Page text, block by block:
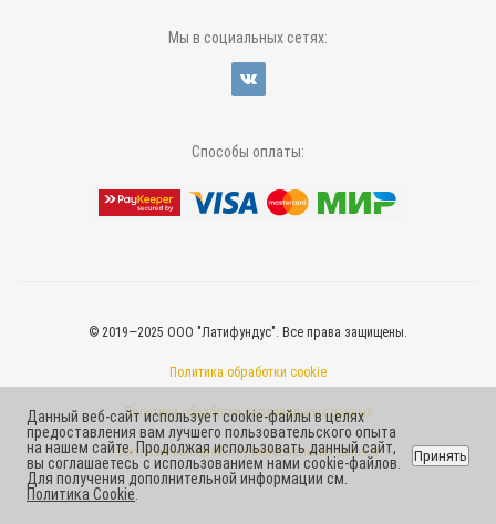
Мы в социальных сетях:
Способы оплаты:
© 2019—2025 ООО "Латифундус". Все права защищены.
Политика обработки cookie
Политика обработки персональных данных
Согласие на обработку персональных данных
Данный веб-сайт использует cookie-файлы в целях
предоставления вам лучшего пользовательского опыта
на нашем сайте. Продолжая использовать данный сайт,
вы соглашаетесь с использованием нами cookie-файлов.
Для получения дополнительной информации см.
Политика Cookie
Принять